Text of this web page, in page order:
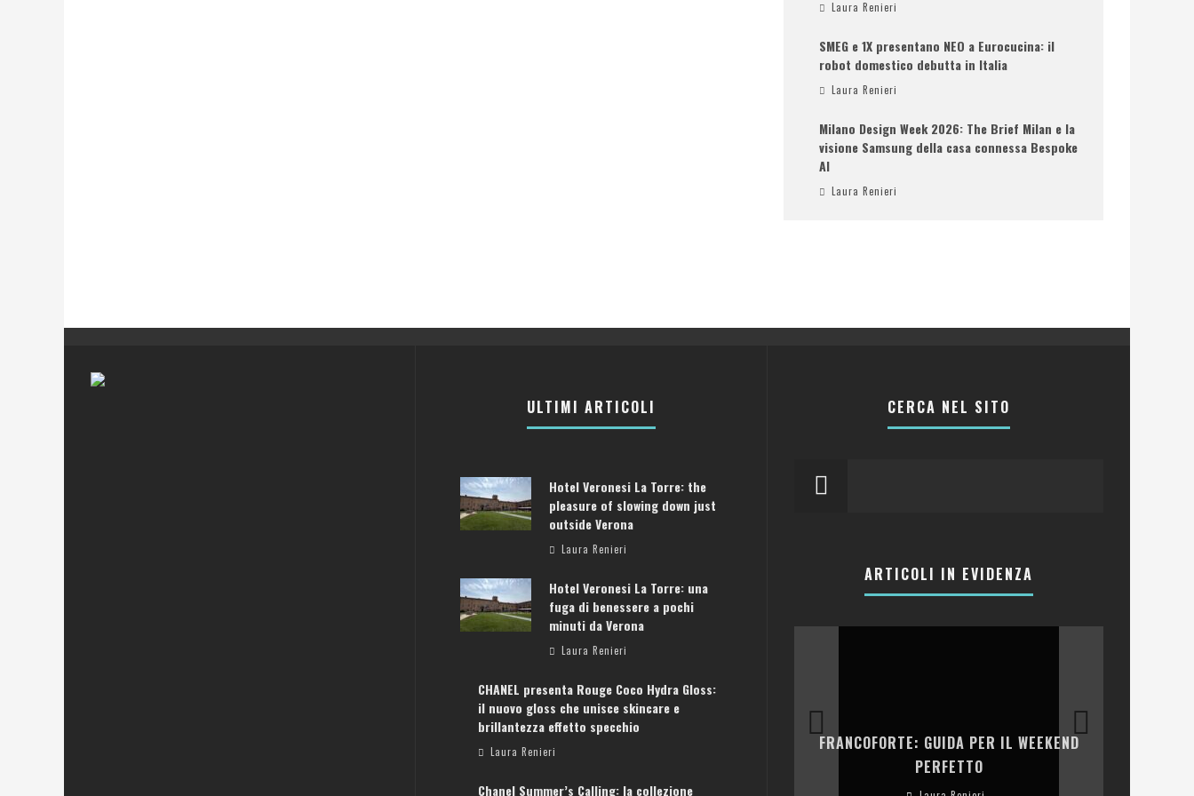
Laura Renieri
SMEG e 1X presentano NEO a Eurocucina: il
robot domestico debutta in Italia
Laura Renieri
Milano Design Week 2026: The Brief Milan e la
visione Samsung della casa connessa Bespoke
AI
Laura Renieri
ULTIMI ARTICOLI
Hotel Veronesi La Torre: the
pleasure of slowing down just
outside Verona
Laura Renieri
Hotel Veronesi La Torre: una
fuga di benessere a pochi
minuti da Verona
Laura Renieri
CHANEL presenta Rouge Coco Hydra Gloss:
il nuovo gloss che unisce skincare e
brillantezza effetto specchio
Laura Renieri
Chanel Summer’s Calling: la collezione
CERCA NEL SITO
ARTICOLI IN EVIDENZA
FRANCOFORTE: GUIDA PER IL WEEKEND
PERFETTO